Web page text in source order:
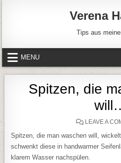
Verena
Tips aus
MENU
Spitzen, die
LEAVE A
Spitzen, die man waschen will,
schwenkt diese in handwarmer
klarem Wasser nachspülen.